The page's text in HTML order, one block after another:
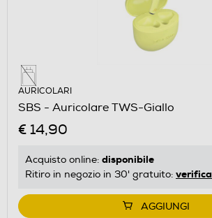
AURICOLARI
SBS - Auricolare TWS-Giallo
€ 14,90
Acquisto online: disponibile
Ritiro in negozio in 30' gratuito: verifica
AGGIUNGI